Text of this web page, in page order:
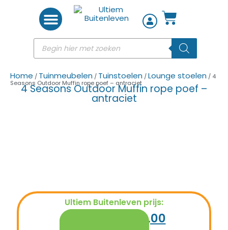
Home / Tuinmeubelen / Tuinstoelen /Lounge stoelen / 4
Seasons Outdoor Muffin rope poef – antraciet
4 Seasons Outdoor Muffin rope poef –
antraciet
Ultiem Buitenleven prijs:
€ 149,00